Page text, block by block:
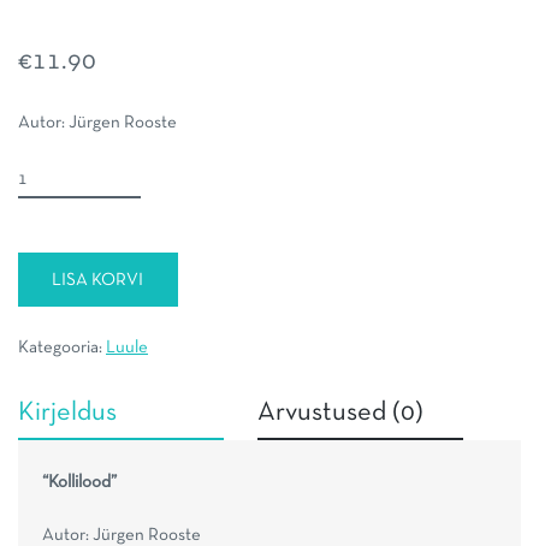
€11.90
Autor: Jürgen Rooste
Kollilood
kogus
LISA KORVI
Kategooria: Luule
Kirjeldus Arvustused (0)
“Kollilood”
Autor: Jürgen Rooste